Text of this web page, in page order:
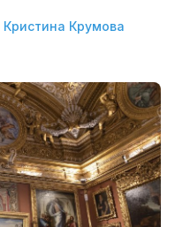
Кристина Крумова